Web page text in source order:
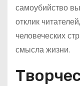
самоубийство
отклик
человеческих
смысла жизни.